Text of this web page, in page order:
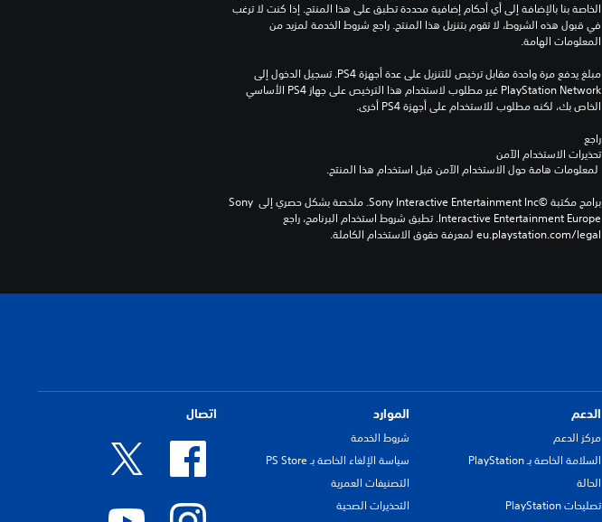
الخاصة بنا بالإضافة إلى أي أحكام إضافية محددة تطبق على هذا المنتج. إذا كنت لا ترغب
في قبول هذه الشروط، لا تقوم بتنزيل هذا المنتج. راجع شروط الخدمة لمزيد من
المعلومات الهامة.
مبلغ يدفع مرة واحدة مقابل ترخيص للتنزيل على عدة أجهزة PS4. تسجيل الدخول إلى
PlayStation Network غير مطلوب لاستخدام هذا الترخيص على جهاز PS4 الأساسي
الخاص بك، لكنه مطلوب للاستخدام على أجهزة PS4 أخرى.
راجع
تحذيرات الاستخدام الآمن
برامج مكتبة ©Sony Interactive Entertainment Inc. ملخصة بشكل حصري إلى Sony
eu.playstation.com/legal لمعرفة حقوق الاستخدام الكاملة.
الدعم
مركز الدعم
السلامة الخاصة بـ PlayStation
الحالة
تصليحات PlayStation
الموارد
شروط الخدمة
سياسة الإلغاء الخاصة بـ PS Store
التصنيفات العمرية
التحذيرات الصحية
اتصال